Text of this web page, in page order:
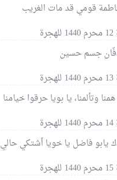
قومي قد مات الغريب
جسم حسين
وتألمنا، يا بويا حرقوا خيامنا
يابو فاضل يا خويا أشتكي حالي